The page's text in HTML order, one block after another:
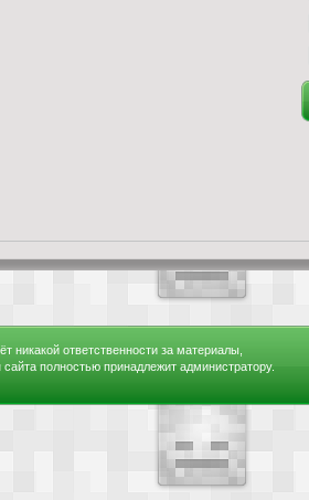
никакой ответственности за материалы,
полностью принадлежит администратору.